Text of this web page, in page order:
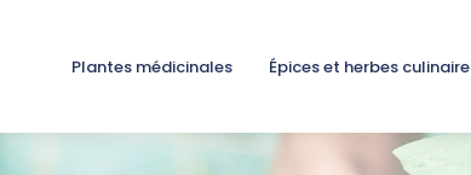
Plantes médicinales Épices et herbes